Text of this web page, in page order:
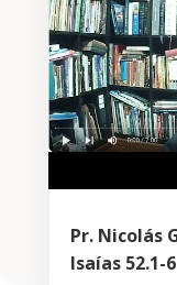
Pr. Nicolás
Isaías